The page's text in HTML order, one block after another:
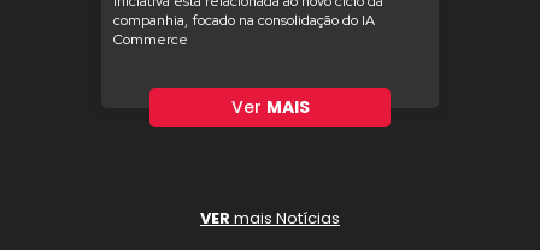
companhia, focado na consolidação do IA
Commerce
Ver MAIS
VER mais Notícias